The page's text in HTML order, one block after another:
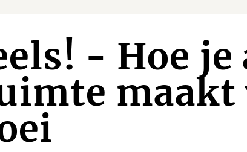
- Hoe je
maakt